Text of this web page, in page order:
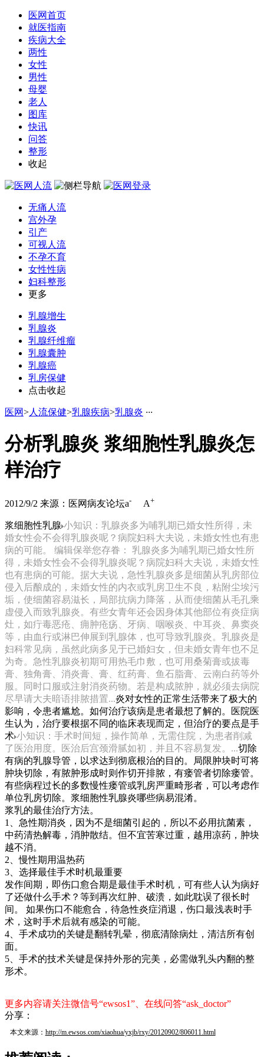
医网首页
就医指南
疾病大全
两性
女性
男性
母婴
老人
图库
快讯
问答
整形
收起
无痛人流
宫外孕
引产
可视人流
不孕不育
女性性病
妇科整形
更多
乳腺增生
乳腺炎
乳腺纤维瘤
乳腺囊肿
乳腺癌
乳房保健
点击收起
医网>人流保健>乳腺疾病>乳腺炎 ···
分析乳腺炎 浆细胞性乳腺炎怎
样治疗
2012/9/2 来源：医网病友论坛a- A+
浆细胞性乳腺 小知识：乳腺炎多为哺乳期已婚女性所得，未
婚女性会不会得乳腺炎呢？病院妇科大夫说，未婚女性也有患
病的可能。 编辑保举您存眷： 乳腺炎多为哺乳期已婚女性所
得，未婚女性会不会得乳腺炎呢？病院妇科大夫说，未婚女性
也有患病的可能。据大夫说，急性乳腺炎多是细菌从乳房部位
侵入后酿成的，未婚女性的内衣或乳房卫生不良，粘附尘埃污
垢，使细菌容易滋长，局部抗病力降落，从而使细菌从毛孔乘
虚侵入而致乳腺炎。有些女青年还会因身体其他部位有炎症病
灶，如疔毒恶疮、痈肿疮疡、牙病、咽喉炎、中耳炎、鼻窦炎
等，由血行或淋巴伸展到乳腺体，也可导致乳腺炎。乳腺炎是
妇科常见病，虽然此病多见于已婚妇女，但未婚女青年也不足
为奇。急性乳腺炎初期可用热毛巾敷，也可用桑菊膏或拔毒
膏、独角膏、消炎膏、膏、红药膏、鱼石脂膏、云南白药等外
服。同时口服或注射消炎药物。若是构成脓肿，就必须去病院
尽早请大夫暗语排脓措置...炎对女性的正常生活带来了极大的
影响，令患者尴尬。如何治疗该病是患者最想了解的。医院医
生认为，治疗要根据不同的临床表现而定，但治疗的要点是手
术 小知识：手术时间短，操作简单，无需住院，为患者削减
了医治用度。医治后宫颈滑腻如初，并且不容易复发。...切除
有病的乳腺导管，以求达到彻底根治的目的。局限肿块时可将
肿块切除，有脓肿形成时则作切开排脓，有瘘管者切除瘘管。
有些病程过长的多数慢性瘘管或乳房严重畸形者，可以考虑作
单位乳房切除。浆细胞性乳腺炎哪些病易混淆。
浆乳的最佳治疗方法。
1、急性期消炎，因为不是细菌引起的，所以不必用抗菌素，
中药清热解毒，消肿散结。但不宜苦寒过重，越用凉药，肿块
越不消。
2、慢性期用温热药
3、选择最佳手术时机最重要
发作间期，即伤口愈合期是最佳手术时机，可有些人认为病好
了还做什么手术？等到再次红肿、破溃，如此耽误了很长时
间。 如果伤口不能愈合，待急性炎症消退，伤口最浅表时手
术，这时手术后就有感染的可能。
4、手术成功的关键是翻转乳晕，彻底清除病灶，清洁所有创
面。
5、手术的技术关键是保持外形的完美，必需做乳头内翻的整
形术。
更多内容请关注微信号“ewsos1”、在线问答“ask_doctor”
分享：
本文来源： http://m.ewsos.com/xiaohua/yxjb/rxy/20120902/806011.html